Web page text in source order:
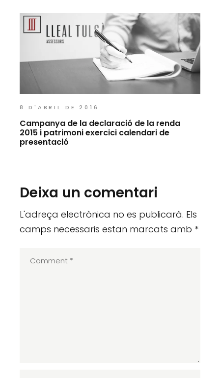
8 D'ABRIL DE 2016
Campanya de la declaració de la renda
2015 i patrimoni exercici calendari de
presentació
Deixa un comentari
L'adreça electrònica no es publicarà. Els
camps necessaris estan marcats amb *